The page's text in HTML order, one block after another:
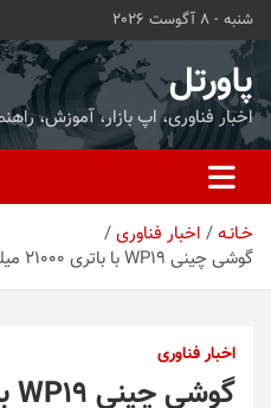
محتوا
بروید
شنبه - 8 آگوست 2026
پاورتل
اخبار فناوری، اپ بازار، آموزش،
خـانـه
اخبار فناوری
گوشی چینی WP19 با باتری 21000 میلی آمپر ساعتی معرفی شد
اخبار فناوری